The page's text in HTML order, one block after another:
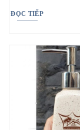
ĐỌC TIẾP